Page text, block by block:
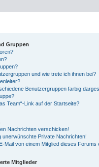
Gruppen
und wie trete ich ihnen bei?
Benutzergruppen farbig
Team“-Link auf der Startseite?
Nachrichten verschicken!
unerwünschte Private Nachrichten!
Mail von einem Mitglied dieses Forums
Mitglieder